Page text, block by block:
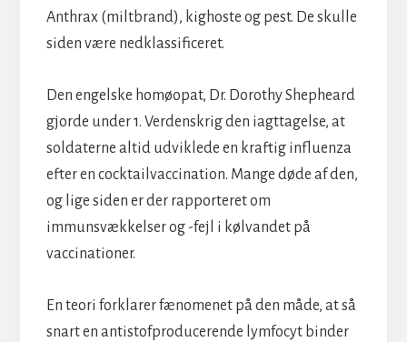
Anthrax (miltbrand), kighoste og pest. De skulle
siden være nedklassificeret.
Den engelske homøopat, Dr. Dorothy Shepheard
gjorde under 1. Verdenskrig den iagttagelse, at
soldaterne altid udviklede en kraftig influenza
efter en cocktailvaccination. Mange døde af den,
og lige siden er der rapporteret om
immunsvækkelser og -fejl i kølvandet på
vaccinationer.
En teori forklarer fænomenet på den måde, at så
snart en antistofproducerende lymfocyt binder